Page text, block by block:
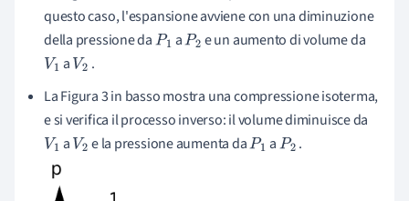
questo caso, l'espansione avviene con una diminuzione
della pressione daP1 aP2 e un aumento di volume da
V1 a V2 .
La Figura 3 in basso mostra una compressione isoterma,
e si verifica il processo inverso: il volume diminuisce da
V1 a V2 e la pressione aumenta daP1 aP2 .